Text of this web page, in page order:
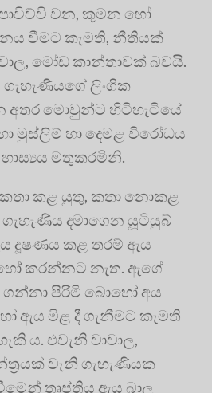
වන, කුමන හෝ
වීමට කැමති, නීතියක්
මෝඩ කාන්තාවක් බවයි.
ලිංගික
අතර මොවුන්ට හිටිහැටියේ
මුස්ලිම් හා දෙමළ විරෝධය
මතුකරමිනි.
කතා කළ යුතු, කතා නොකළ
දමාගෙන යූටියුබ්
දූෂණය කළ තරම් ඇය
කරන්නට නැත. ඇගේ
පිරිමි බොහෝ අය
ඇය මිළ දී ගැනීමට කැමති
ය. එවැනි වාචාල,
වැනි ගැහැණියක
තෘප්තිය ඇය බාල